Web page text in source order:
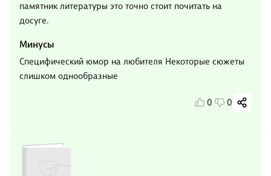
памятник литературы это точно стоит почитать на
досуге.
Минусы
Специфический юмор на любителя Некоторые сюжеты
слишком однообразные
0 0